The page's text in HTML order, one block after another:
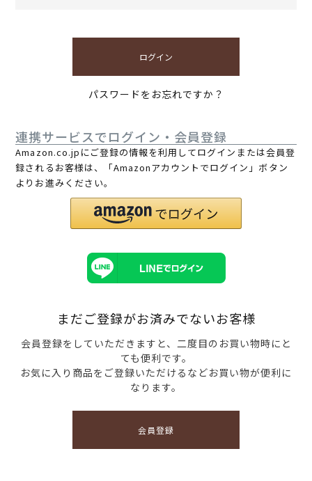
ログイン
パスワードをお忘れですか？
連携サービスでログイン・会員登録
Amazon.co.jpにご登録の情報を利用してログインまたは会員登
録されるお客様は、「Amazonアカウントでログイン」ボタン
よりお進みください。
まだご登録がお済みでないお客様
会員登録をしていただきますと、二度目のお買い物時にと
ても便利です。
お気に入り商品をご登録いただけるなどお買い物が便利に
なります。
会員登録